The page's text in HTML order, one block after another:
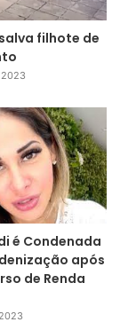
filhote de
2023
é Condenada
após
de Renda